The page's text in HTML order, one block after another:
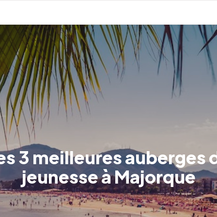
3 meilleures auberges
jeunesse à Majorque